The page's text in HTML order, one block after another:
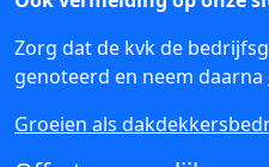
Zorg dat de kvk de
genoteerd en neem daarna
Groeien als